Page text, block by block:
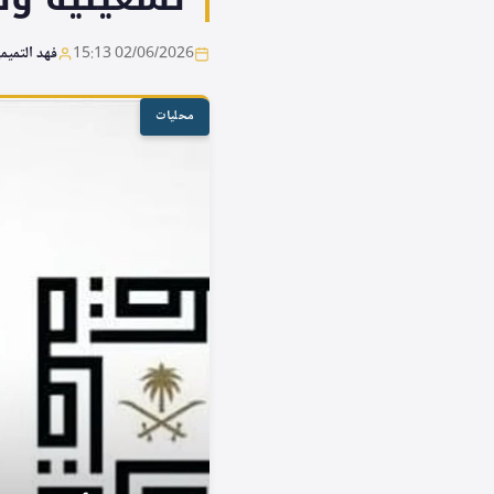
02/06/2026 15:13 فهد
محليات